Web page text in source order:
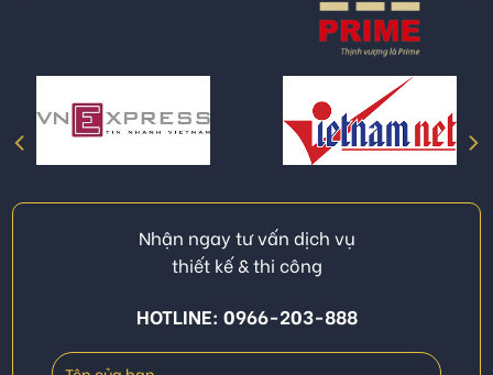
Nhận ngay tư vấn dịch vụ
thiết kế & thi công
HOTLINE: 0966-203-888